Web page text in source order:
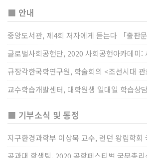
■ 안내
규장각한국학연구원, 학술회의 <조선시대
교수학습개발센터, 대학원생 일대일 학습상담
■ 기부소식 및 동정
공과대 학생팀, 2020 공학페스티벌 국무총